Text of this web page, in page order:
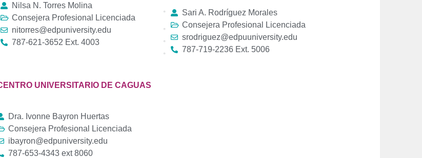
Nilsa N. Torres Molina
Consejera Profesional Licenciada
nitorres@edpuniversity.edu
787-621-3652 Ext. 4003
Sari A. Rodríguez Morales
Consejera Profesional Licenciada
srodriguez@edpuuniversity.edu
787-719-2236 Ext. 5006
UNIVERSITARIO DE CAGUAS
Dra. Ivonne Bayron Huertas
Consejera Profesional Licenciada
ibayron@edpuniversity.edu
787-653-4343 ext 8060